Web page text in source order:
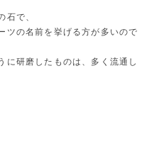
石で、
ツの名前を挙げる方が多いので
に研磨したものは、多く流通し